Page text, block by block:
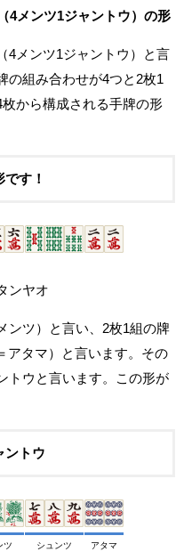
4メンツ1ジャントウ）の形
4メンツ1ジャントウ）と言
の組み合わせが4つと2枚1
から構成される手牌の形
す！
ンヤオ
ンツ）と言い、2枚1組の牌
アタマ）と言います。その
トウと言います。この形が
ントウ
ツ シュンツ アタマ